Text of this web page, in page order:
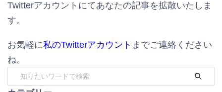
Twitterアカウントにてあなたの記事を拡散いたしま
す。
お気軽に私のTwitterアカウント までご連絡ください
ね。